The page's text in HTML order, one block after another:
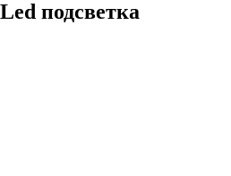
подсветка